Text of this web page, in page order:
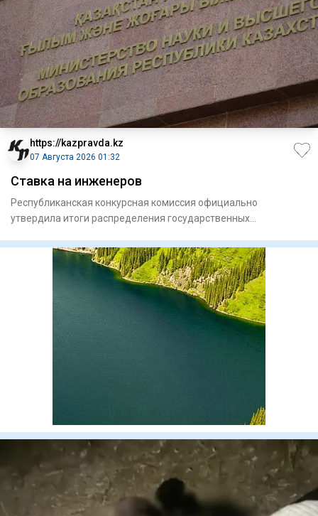
https://kazpravda.kz
07 Августа 2026 01:32
Ставка на инженеров
Республиканская конкурсная комиссия официально
утвердила итоги распределения государственных